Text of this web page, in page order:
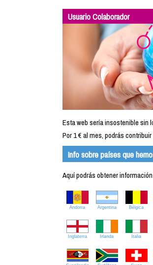
Usuario Colaborador
Esta web sería insostenible sin
Por 1 € al mes, podrás
Info sobre países que
Aquí podrás obtener
Andorra Argentina Bélgica
Inglaterra Irlanda Italia